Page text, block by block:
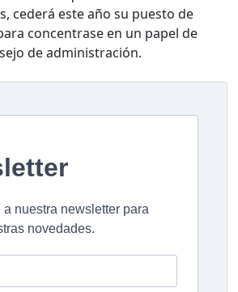
cederá este año su puesto de
concentrase en un papel de
de administración.